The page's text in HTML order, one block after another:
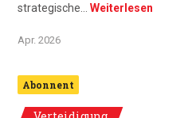
strategische… Weiterlesen
Apr. 2026
Abonnent